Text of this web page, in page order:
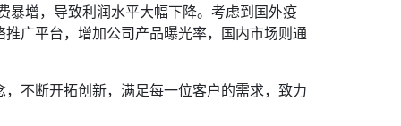
暴增，导致利润水平大幅下降。考虑到国外疫
广平台，增加公司产品曝光率，国内市场则通
不断开拓创新，满足每一位客户的需求，致力